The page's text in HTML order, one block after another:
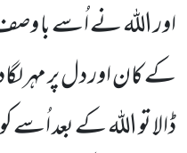
اور اللہ نے اُسے با
کے کان اور دل پر مہر
ڈالا تو اللہ کے بعد اُسے